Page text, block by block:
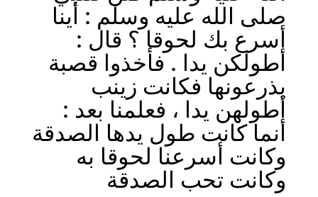
صلى الله عليه وسلم : أينا
أسرع بك لحوقا ؟ قال :
أطولكن يدا . فأخذوا قصبة
يذرعونها فكانت زينب
أطولهن يدا ، فعلمنا بعد :
أنما كانت طول يدها الصدقة
وكانت أسرعنا لحوقا به
وكانت تحب الصدقة